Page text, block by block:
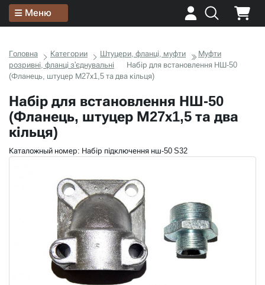
Меню
Головна Категории Штуцери, фланці, муфти
Муфти
розривні, фланці з'єднувальні
Набір для встановлення НШ-50
(Фланець, штуцер М27х1,5 та два кільця)
Набір для встановлення НШ-50
(Фланець, штуцер М27х1,5 та два
кільця)
Каталожный номер: Набір підключення нш-50 S32